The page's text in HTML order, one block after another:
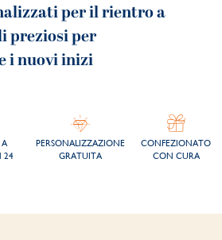
per il rientro a
preziosi per
i nuovi inizi
A
24
PERSONALIZZAZIONE
GRATUITA
CONFEZIONATO
CON CURA